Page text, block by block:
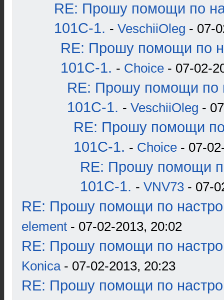
RE: Прошу помощи по
101С-1. - VeschiiOleg - 07-
RE: Прошу помощи по
101С-1. - Choice - 07-02-
RE: Прошу помощи по
101С-1. - VeschiiOleg -
RE: Прошу помощи
101С-1. - Choice - 07-
RE: Прошу помощи
101С-1. - VNV73 - 07-
RE: Прошу помощи по
element - 07-02-2013, 20:02
RE: Прошу помощи по
Konica- 07-02-2013, 20:23
RE: Прошу помощи по